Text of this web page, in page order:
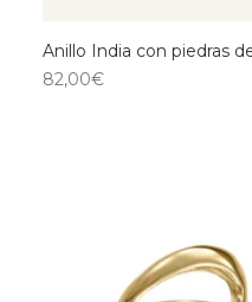
Anillo India con piedras
82,00€